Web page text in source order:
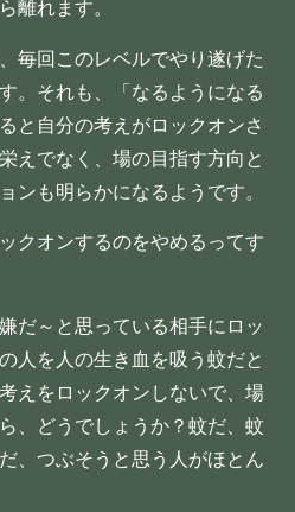
離れます。
毎回このレベルでやり遂げた
。それも、「なるようになる
と自分の考えがロックオンさ
えでなく、場の目指す方向と
ンも明らかになるようです。
クオンするのをやめるってす
だ～と思っている相手にロッ
人を人の生き血を吸う蚊だと
えをロックオンしないで、場
、どうでしょうか？蚊だ、蚊
、つぶそうと思う人がほとん